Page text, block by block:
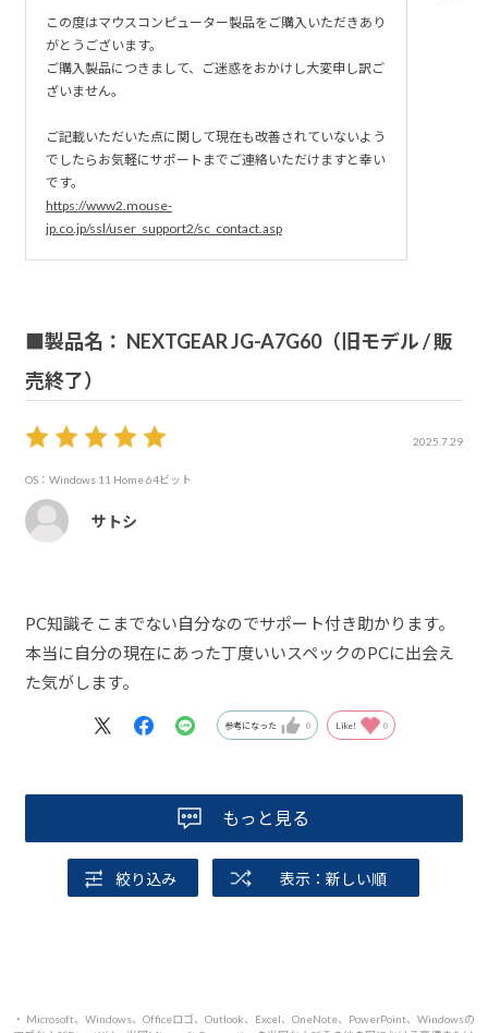
この度はマウスコンピューター製品をご購入いただきあり
がとうございます。
ご購入製品につきまして、ご迷惑をおかけし大変申し訳ご
ざいません。
ご記載いただいた点に関して現在も改善されていないよう
でしたらお気軽にサポートまでご連絡いただけますと幸い
です。
https://www2.mouse-
jp.co.jp/ssl/user_support2/sc_contact.asp
■製品名： NEXTGEAR JG-A7G60（旧モデル / 販
売終了）
2025.7.29
OS：Windows 11 Home 64ビット
サトシ
PC知識そこまでない自分なのでサポート付き助かります。
本当に自分の現在にあった丁度いいスペックのPCに出会え
た気がします。
参考になった 0 Like! 0
もっと見る
絞り込み 表示：新しい順
・ Microsoft、Windows、Officeロゴ、Outlook、Excel、OneNote、PowerPoint、Windowsの